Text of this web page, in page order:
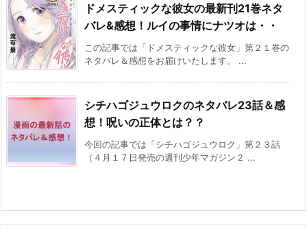
ドメスティックな彼女の最新刊21巻ネタ
バレ&感想！ルイの事情にナツオは・・
この記事では「ドメスティックな彼女」第２１巻の
ネタバレ＆感想をお届けいたします。 ...
シチハゴジュウロクのネタバレ23話＆感
想！呪いの正体とは？？
今回の記事では「シチハゴジュウロク」第２３話
（４月１７日発売の週刊少年マガジン２ ...